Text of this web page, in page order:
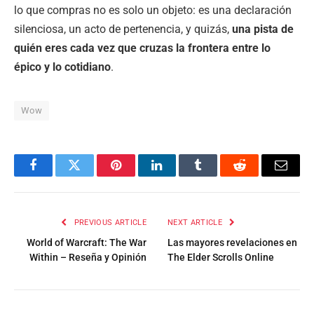
lo que compras no es solo un objeto: es una declaración
silenciosa, un acto de pertenencia, y quizás, una pista de
quién eres cada vez que cruzas la frontera entre lo
épico y lo cotidiano.
Wow
FacebookTwitter PinterestLinkedInTumblr Reddit Email
PREVIOUS ARTICLE
World of Warcraft: The War
Within – Reseña y Opinión
NEXT ARTICLE
Las mayores revelaciones en
The Elder Scrolls Online